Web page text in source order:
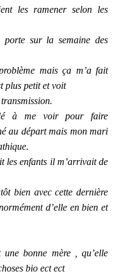
les ramener selon les
porte sur la semaine des
mais ça m’a fait
plus petit et voit
à me voir pour faire
au départ mais mon mari
les enfants il m’arrivait de
bien avec cette dernière
d’elle en bien et
bonne mère , qu’elle
bio ect ect